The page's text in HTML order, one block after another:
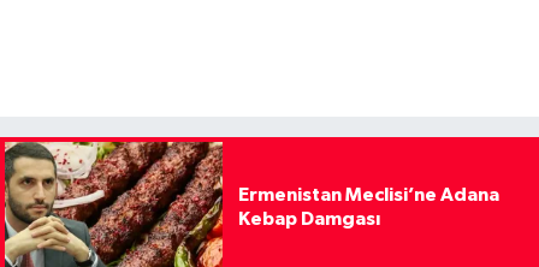
Ermenistan Meclisi’ne Adana
Kebap Damgası